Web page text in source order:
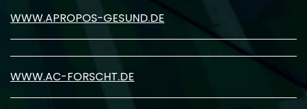
WWW.APROPOS-GESUND.DE
WWW.AC-FORSCHT.DE